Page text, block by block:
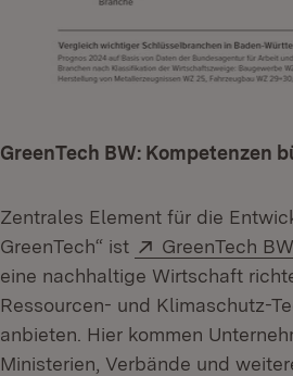
GreenTech BW: Kompetenzen
Zentrales Element für die
GreenTech“ ist
Extern:
GreenTech BW
eine nachhaltige Wirtschaft
Ressourcen- und Klimaschutz-
anbieten. Hier kommen
Ministerien, Verbände und